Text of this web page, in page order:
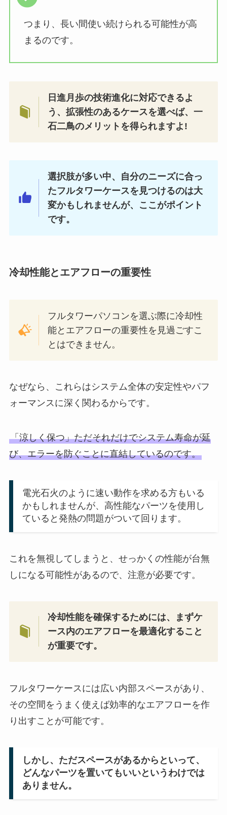
つまり、長い間使い続けられる可能性が高
まるのです。
日進月歩の技術進化に対応できるよ
う、拡張性のあるケースを選べば、一
石二鳥のメリットを得られますよ!
選択肢が多い中、自分のニーズに合っ
たフルタワーケースを見つけるのは大
変かもしれませんが、ここがポイント
です。
冷却性能とエアフローの重要性
フルタワーパソコンを選ぶ際に冷却性
能とエアフローの重要性を見過ごすこ
とはできません。
なぜなら、これらはシステム全体の安定性やパフ
ォーマンスに深く関わるからです。
「涼しく保つ」ただそれだけでシステム寿命が延
び、エラーを防ぐことに直結しているのです。
電光石火のように速い動作を求める方もいる
かもしれませんが、高性能なパーツを使用し
ていると発熱の問題がついて回ります。
これを無視してしまうと、せっかくの性能が台無
しになる可能性があるので、注意が必要です。
冷却性能を確保するためには、まずケ
ース内のエアフローを最適化すること
が重要です。
フルタワーケースには広い内部スペースがあり、
その空間をうまく使えば効率的なエアフローを作
り出すことが可能です。
しかし、ただスペースがあるからといって、
どんなパーツを置いてもいいというわけでは
ありません。